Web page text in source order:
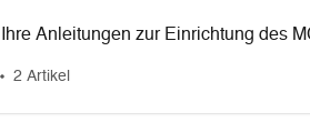
Anleitungen zur Einrichtung des
usw.
2 Artikel